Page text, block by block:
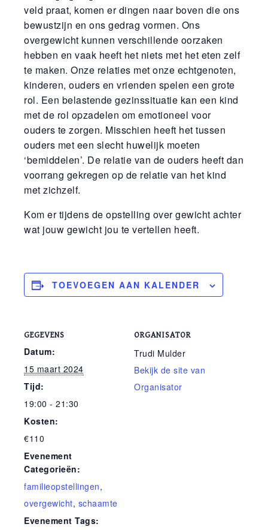
veld praat, komen er dingen naar boven die ons
bewustzijn en ons gedrag vormen. Ons
overgewicht kunnen verschillende oorzaken
hebben en vaak heeft het niets met het eten zelf
te maken. Onze relaties met onze echtgenoten,
kinderen, ouders en vrienden spelen een grote
rol. Een belastende gezinssituatie kan een kind
met de rol opzadelen om emotioneel voor
ouders te zorgen. Misschien heeft het tussen
ouders met een slecht huwelijk moeten
‘bemiddelen’. De relatie van de ouders heeft dan
voorrang gekregen op de relatie van het kind
met zichzelf.
Kom er tijdens de opstelling over gewicht achter
wat jouw gewicht jou te vertellen heeft.
TOEVOEGEN AAN KALENDER
GEGEVENS
Datum:
15 maart 2024
Tijd:
19:00 - 21:30
Kosten:
€110
Evenement
Categorieën:
familieopstellingen,
overgewicht, schaamte
Evenement Tags:
ORGANISATOR
Trudi Mulder
Bekijk de site van
Organisator